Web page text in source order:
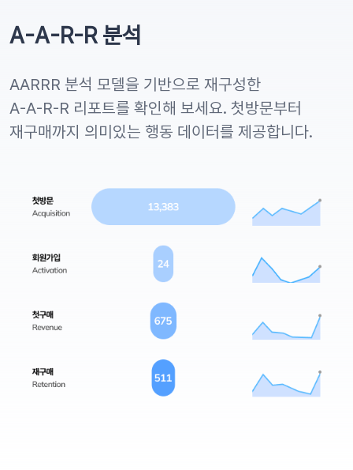
A-A-R-R 분석
AARRR 분석 모델을 기반으로 재구성한
A-A-R-R 리포트를 확인해 보세요. 첫방문부터
재구매까지 의미있는 행동 데이터를 제공합니다.